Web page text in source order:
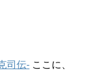
司伝- ここに、